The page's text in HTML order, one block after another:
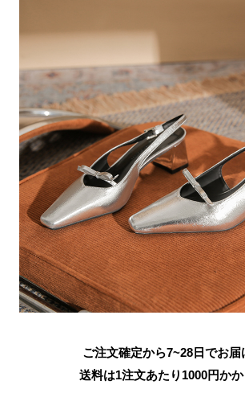
ご注文確定から7~28日でお届
送料は1注文あたり 1000円か